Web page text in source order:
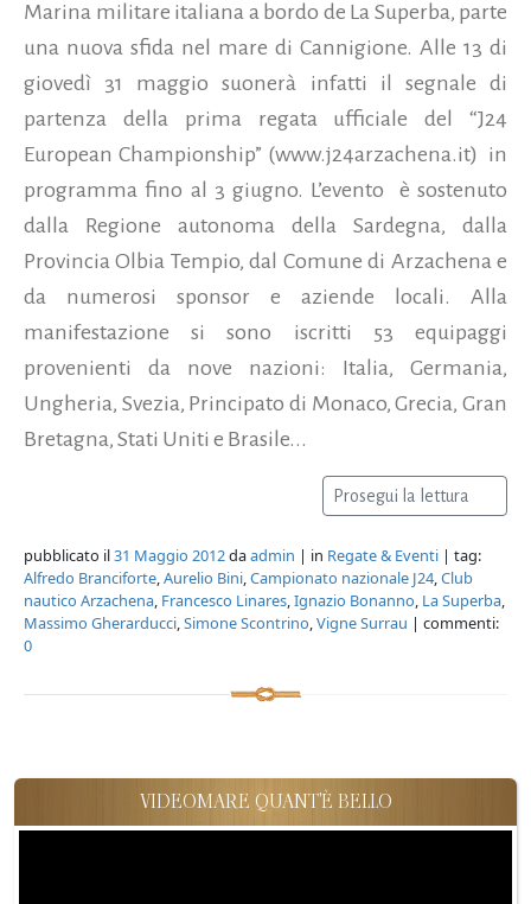
Marina militare italiana a bordo de La Superba, parte
una nuova sfida nel mare di Cannigione. Alle 13 di
giovedì 31 maggio suonerà infatti il segnale di
partenza della prima regata ufficiale del “J24
European Championship” (www.j24arzachena.it) in
programma fino al 3 giugno. L’evento è sostenuto
dalla Regione autonoma della Sardegna, dalla
Provincia Olbia Tempio, dal Comune di Arzachena e
da numerosi sponsor e aziende locali. Alla
manifestazione si sono iscritti 53 equipaggi
provenienti da nove nazioni: Italia, Germania,
Ungheria, Svezia, Principato di Monaco, Grecia, Gran
Bretagna, Stati Uniti e Brasile...
Prosegui la lettura
pubblicato il31 Maggio 2012daadmin | in Regate & Eventi | tag:
Alfredo Branciforte,Aurelio Bini,Campionato nazionale J24,Club
nautico Arzachena, Francesco Linares,Ignazio Bonanno, La Superba,
Massimo Gherarducci,Simone Scontrino,Vigne Surrau | commenti:
0
VIDEOMARE QUANT'È BELLO